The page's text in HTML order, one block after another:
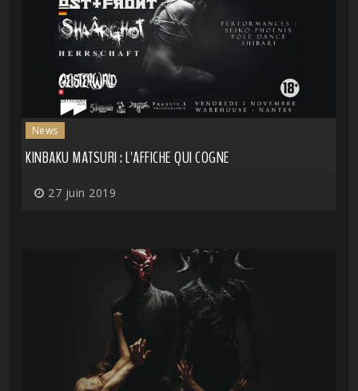
News
KINBAKU MATSURI : L'AFFICHE QUI COGNE
27 juin 2019